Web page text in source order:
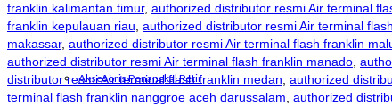
Aksesoris Penangkal Petir
franklin kalimantan timur, authorized distributor resmi Air terminal
franklin kepulauan riau, authorized distributor resmi Air terminal
makassar, authorized distributor resmi Air terminal flash franklin
authorized distributor resmi Air terminal flash franklin manado,
distributor resmi Air terminal flash franklin medan, authorized
terminal flash franklin nanggroe aceh darussalam, authorized